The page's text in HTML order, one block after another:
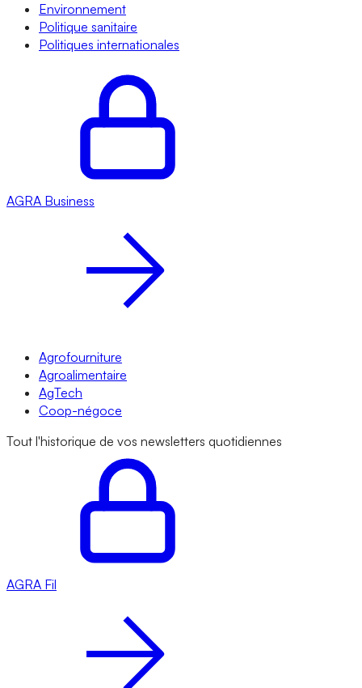
Environnement
Politique sanitaire
Politiques internationales
AGRA Business
Agrofourniture
Agroalimentaire
AgTech
Coop-négoce
Tout l'historique de vos newsletters quotidiennes
AGRA Fil